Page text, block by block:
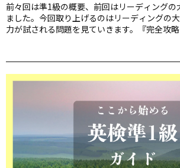
前々回は準1級の概要、前回はリーディングの
ました。今回取り上げるのはリーディングの
力が試される問題を見ていきます。『完全攻
ク刊）の著者、神部孝さんに詳しく教えてい